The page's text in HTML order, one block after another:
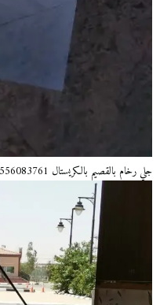
جلي رخام بالقصيم بالكريستال 0556083761